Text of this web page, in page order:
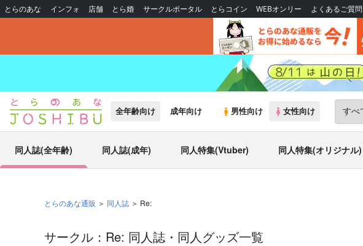
とらのあな インフォ 店舗 とら婚 サークルポータル とらコイン WEBオンリー よくあるご質問
全年齢向け 成年向け 男性向け 女性向け
同人誌(全年齢) 同人誌(成年) 同人特集(Vtuber) 同人特集(オリジナル)
とらのあな通販 同人誌 Re:
サークル：Re: 同人誌・同人グッズ一覧